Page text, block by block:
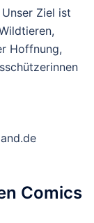
Ziel ist
Hoffnung,
Comics